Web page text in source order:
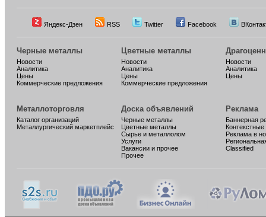
Яндекс-Дзен RSS Twitter Facebook
Черные металлы
Новости
Аналитика
Цены
Коммерческие предложения
Цветные металлы
Новости
Аналитика
Цены
Коммерческие предложения
Новости
Аналитика
Цены
Металлоторговля
Каталог организаций
Металлургический маркетплейс
Доска объявлений
Черные металлы
Цветные металлы
Сырье и металлолом
Услуги
Вакансии и прочее
Прочее
Реклама
Баннерная
Реклама в
Classified